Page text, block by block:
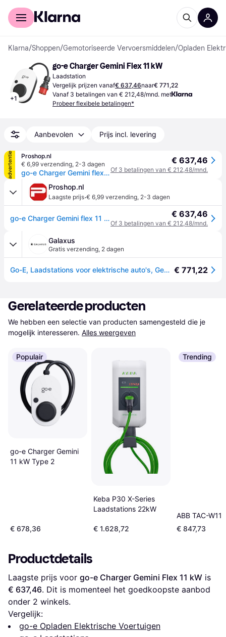
Voor shoppers
Klarna/Shoppen/Gemotoriseerde Vervoersmiddelen/Opladen
+1
go-e Charger Gemini Flex 11 kW
Laadstation
Vergelijk prijzen vanaf€ 637,46naar€ 771,22
Vanaf 3 betalingen van € 212,48/mnd. met
Probeer flexibele betalingen*
Aanbevolen Prijs incl. levering
advertentie
Proshop.nl
€ 6,99 verzending, 2-3 dagen
go-e Charger Gemini flex 11 kW
€ 637,46
Of 3 betalingen van € 212,48/mnd.
Proshop.nl
Laagste prijs·€ 6,99 verzending, 2-3 dagen
go-e Charger Gemini flex 11 kW € 637,46
Of 3 betalingen van € 212,48/mnd.
Galaxus
Gratis verzending, 2 dagen
Go-E, Laadstations voor elektrische auto's, Gemini flex 11 kW laadstation (Type 2, 11kW, 16A) € 771,22
Gerelateerde producten
We hebben een selectie van producten samengesteld die je
mogelijk interesseren. Alles weergeven
Populair
go-e Charger Gemini
11 kW Type 2
€ 678,36
Keba P30 X-Series
Laadstations 22kW
€ 1.628,72
Trending
ABB TAC-
€ 847,73
Productdetails
Laagste prijs voor go-e Charger Gemini Flex 11 kW
€ 637,46. Dit is momenteel het goedkoopste aanbod
onder 2 winkels.
Vergelijk:
go-e Opladen Elektrische Voertuigen